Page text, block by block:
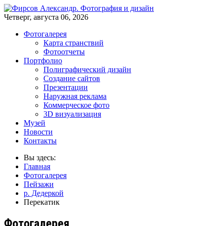
Четверг, августа 06, 2026
Фотогалерея
Карта странствий
Фотоотчеты
Портфолио
Полиграфический дизайн
Создание сайтов
Презентации
Наружная реклама
Коммерческое фото
3D визуализация
Музей
Новости
Контакты
Вы здесь:
Главная
Фотогалерея
Пейзажи
р. Дедеркой
Перекатик